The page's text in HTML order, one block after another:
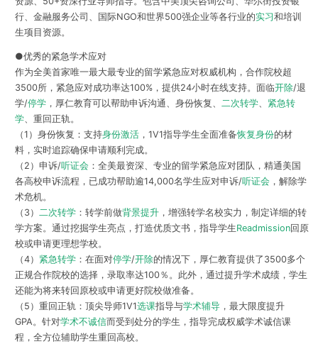
行、金融服务公司、国际NGO和世界500强企业等各行业的实习和培训
生项目资源。
●优秀的紧急学术应对
作为全美首家唯一最大最专业的留学紧急应对权威机构，合作院校超
3500所，紧急应对成功率达100%，提供24小时在线支持。面临开除/退
学/停学，厚仁教育可以帮助申诉沟通、身份恢复、 二次转学、 紧急转
学、重回正轨。
（1）身份恢复：支持身份激活，1V1指导学生全面准备恢复身份的材
料，实时追踪确保申请顺利完成。
（2）申诉/听证会 ：全美最资深、专业的留学紧急应对团队，精通美国
各高校申诉流程，已成功帮助逾14,000名学生应对申诉/听证会 ，解除学
术危机。
（3） 二次转学：转学前做背景提升，增强转学名校实力，制定详细的转
学方案。通过挖掘学生亮点，打造优质文书，指导学生Readmission回原
校或申请更理想学校。
（4） 紧急转学：在面对停学/开除的情况下，厚仁教育提供了3500多个
正规合作院校的选择，录取率达100％。此外，通过提升学术成绩，学生
还能为将来转回原校或申请更好院校做准备。
（5）重回正轨：顶尖导师1V1选课指导与学术辅导，最大限度提升
GPA。针对学术不诚信而受到处分的学生，指导完成权威学术诚信课
程，全方位辅助学生重回高校。